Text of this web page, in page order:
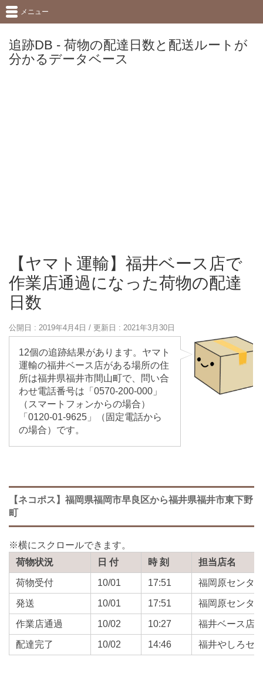
追跡DB - 荷物の配達日数と配送ルートが
分かるデータベース
メニュー
【ヤマト運輸】福井ベース店で
作業店通過になった荷物の配達
日数
公開日 : 2019年4月4日 / 更新日 : 2021年3月30日
12個の追跡結果があります。ヤマト
運輸の福井ベース店がある場所の住
所は福井県福井市間山町で、問い合
わせ電話番号は「0570-200-000」
（スマートフォンからの場合）
「0120-01-9625」（固定電話から
の場合）です。
【ネコポス】福岡県福岡市早良区から福井県福井市東下野
町
荷物状況 日 付 時 刻 担当店名
荷物受付 10/01 17:51 福岡原センタ
発送 10/01 17:51 福岡原センタ
作業店通過 10/02 10:27 福井ベース店
配達完了 10/02 14:46 福井やしろセ